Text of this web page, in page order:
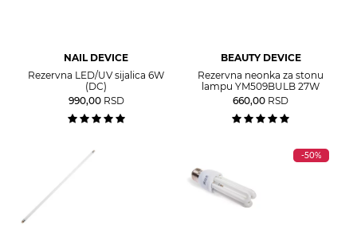
NAIL DEVICE
Rezervna LED/UV sijalica 6W
(DC)
990,00 RSD
BEAUTY DEVICE
Rezervna neonka za stonu
lampu YM509BULB 27W
660,00 RSD
-50%